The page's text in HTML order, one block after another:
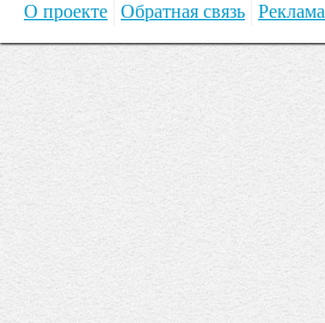
О проекте Обратная связь Реклама